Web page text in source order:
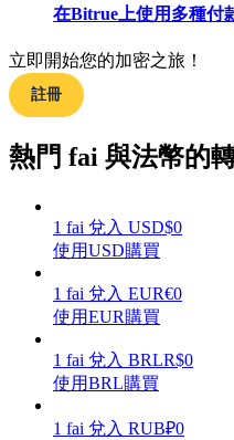
合約指南
合約功能使用指南
交易策略
學習如何保持盈利
在Bitrue上使用多種付
立即開始您的加密之旅！
註冊
熱門 fai 與法幣的
1 fai 兌入 USD$0
使用USD購買
1 fai 兌入 EUR€0
使用EUR購買
1 fai 兌入 BRLR$0
使用BRL購買
1 fai 兌入 RUB₽0